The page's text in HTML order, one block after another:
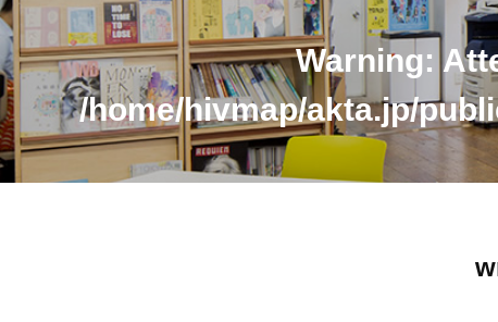
Warning:
/home/hivmap/akta.jp/